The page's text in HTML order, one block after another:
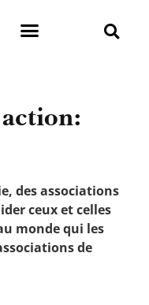
des associations
ceux et celles
monde qui les
de